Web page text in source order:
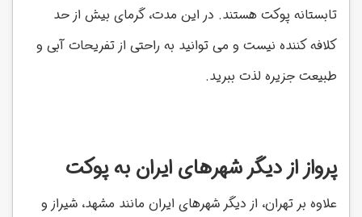
تابستانه پوکت هستند. در این مدت، گرمای بیش از حد
کلافه کننده نیست و می توانید به راحتی از تفریحات آبی و
طبیعت جزیره لذت ببرید.
پرواز از دیگر شهرهای ایران به پوکت
علاوه بر تهران، از دیگر شهرهای ایران مانند مشهد، شیراز و